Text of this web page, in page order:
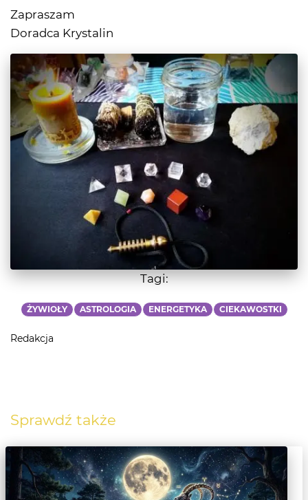
Zapraszam
Doradca Krystalin
Tagi:
ŻYWIOŁY ASTROLOGIA ENERGETYKA CIEKAWOSTKI
Redakcja
Sprawdź także